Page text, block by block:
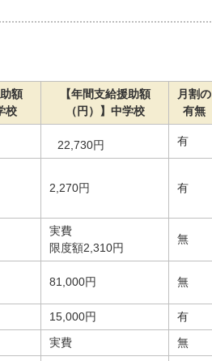
額
校
【年間支給援助額
（円）】中学校
月割の
有無
22,730円 有
2,270円 有
実費
限度額2,310円
無
81,000円 無
15,000円
有
実費 無